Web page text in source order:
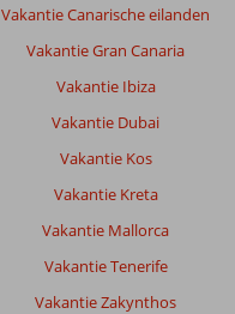
Vakantie Canarische eilanden
Vakantie Gran Canaria
Vakantie Ibiza
Vakantie Dubai
Vakantie Kos
Vakantie Kreta
Vakantie Mallorca
Vakantie Tenerife
Vakantie Zakynthos